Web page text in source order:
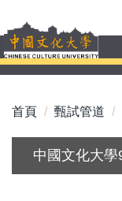
到
主
要
容
首頁 甄試管道
中國文化大